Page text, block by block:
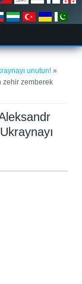
unutun! »
zehir zemberek